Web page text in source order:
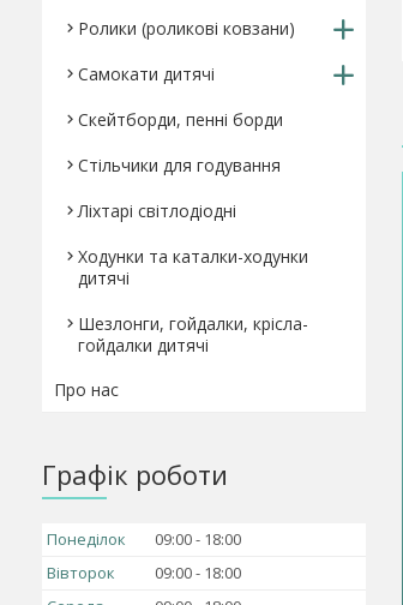
Ролики (роликові ковзани)
Самокати дитячі
Скейтборди, пенні борди
Стільчики для годування
Ліхтарі світлодіодні
Ходунки та каталки-ходунки
дитячі
Шезлонги, гойдалки, крісла-
гойдалки дитячі
Про нас
Графік роботи
Понеділок 09:00
18:00
Вівторок
09:00
18:00